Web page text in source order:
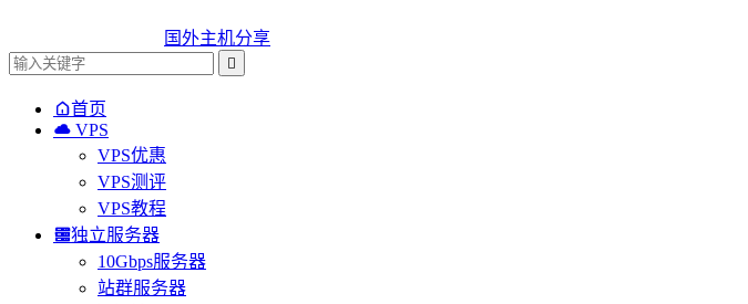
国外主机分享

首页
 VPS
VPS优惠
VPS测评
VPS教程
独立服务器
10Gbps服务器
站群服务器